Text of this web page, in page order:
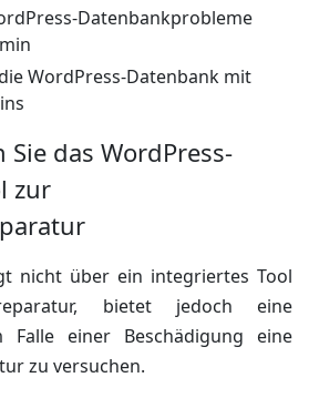
Datenbankprobleme
WordPress-Datenbank mit
Sie das WordPress-
zur
nicht über ein integriertes Tool
bietet jedoch eine
einer Beschädigung eine
zu versuchen.